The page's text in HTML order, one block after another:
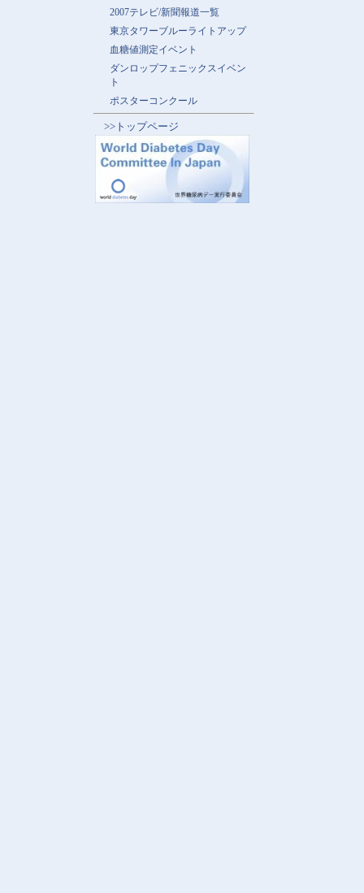
2007テレビ/新聞報道一覧
東京タワーブルーライトアップ
血糖値測定イベント
ダンロップフェニックスイベン
ト
ポスターコンクール
>>トップページ